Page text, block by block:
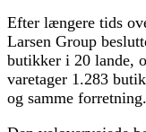
Efter længere tids
Larsen Group
butikker i 20 lande,
varetager 1.283
og samme forretning.